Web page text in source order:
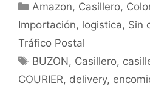
Amazon, Casillero,
Importación, logistica, Sin
Tráfico Postal
BUZON, Casillero,
COURIER, delivery,